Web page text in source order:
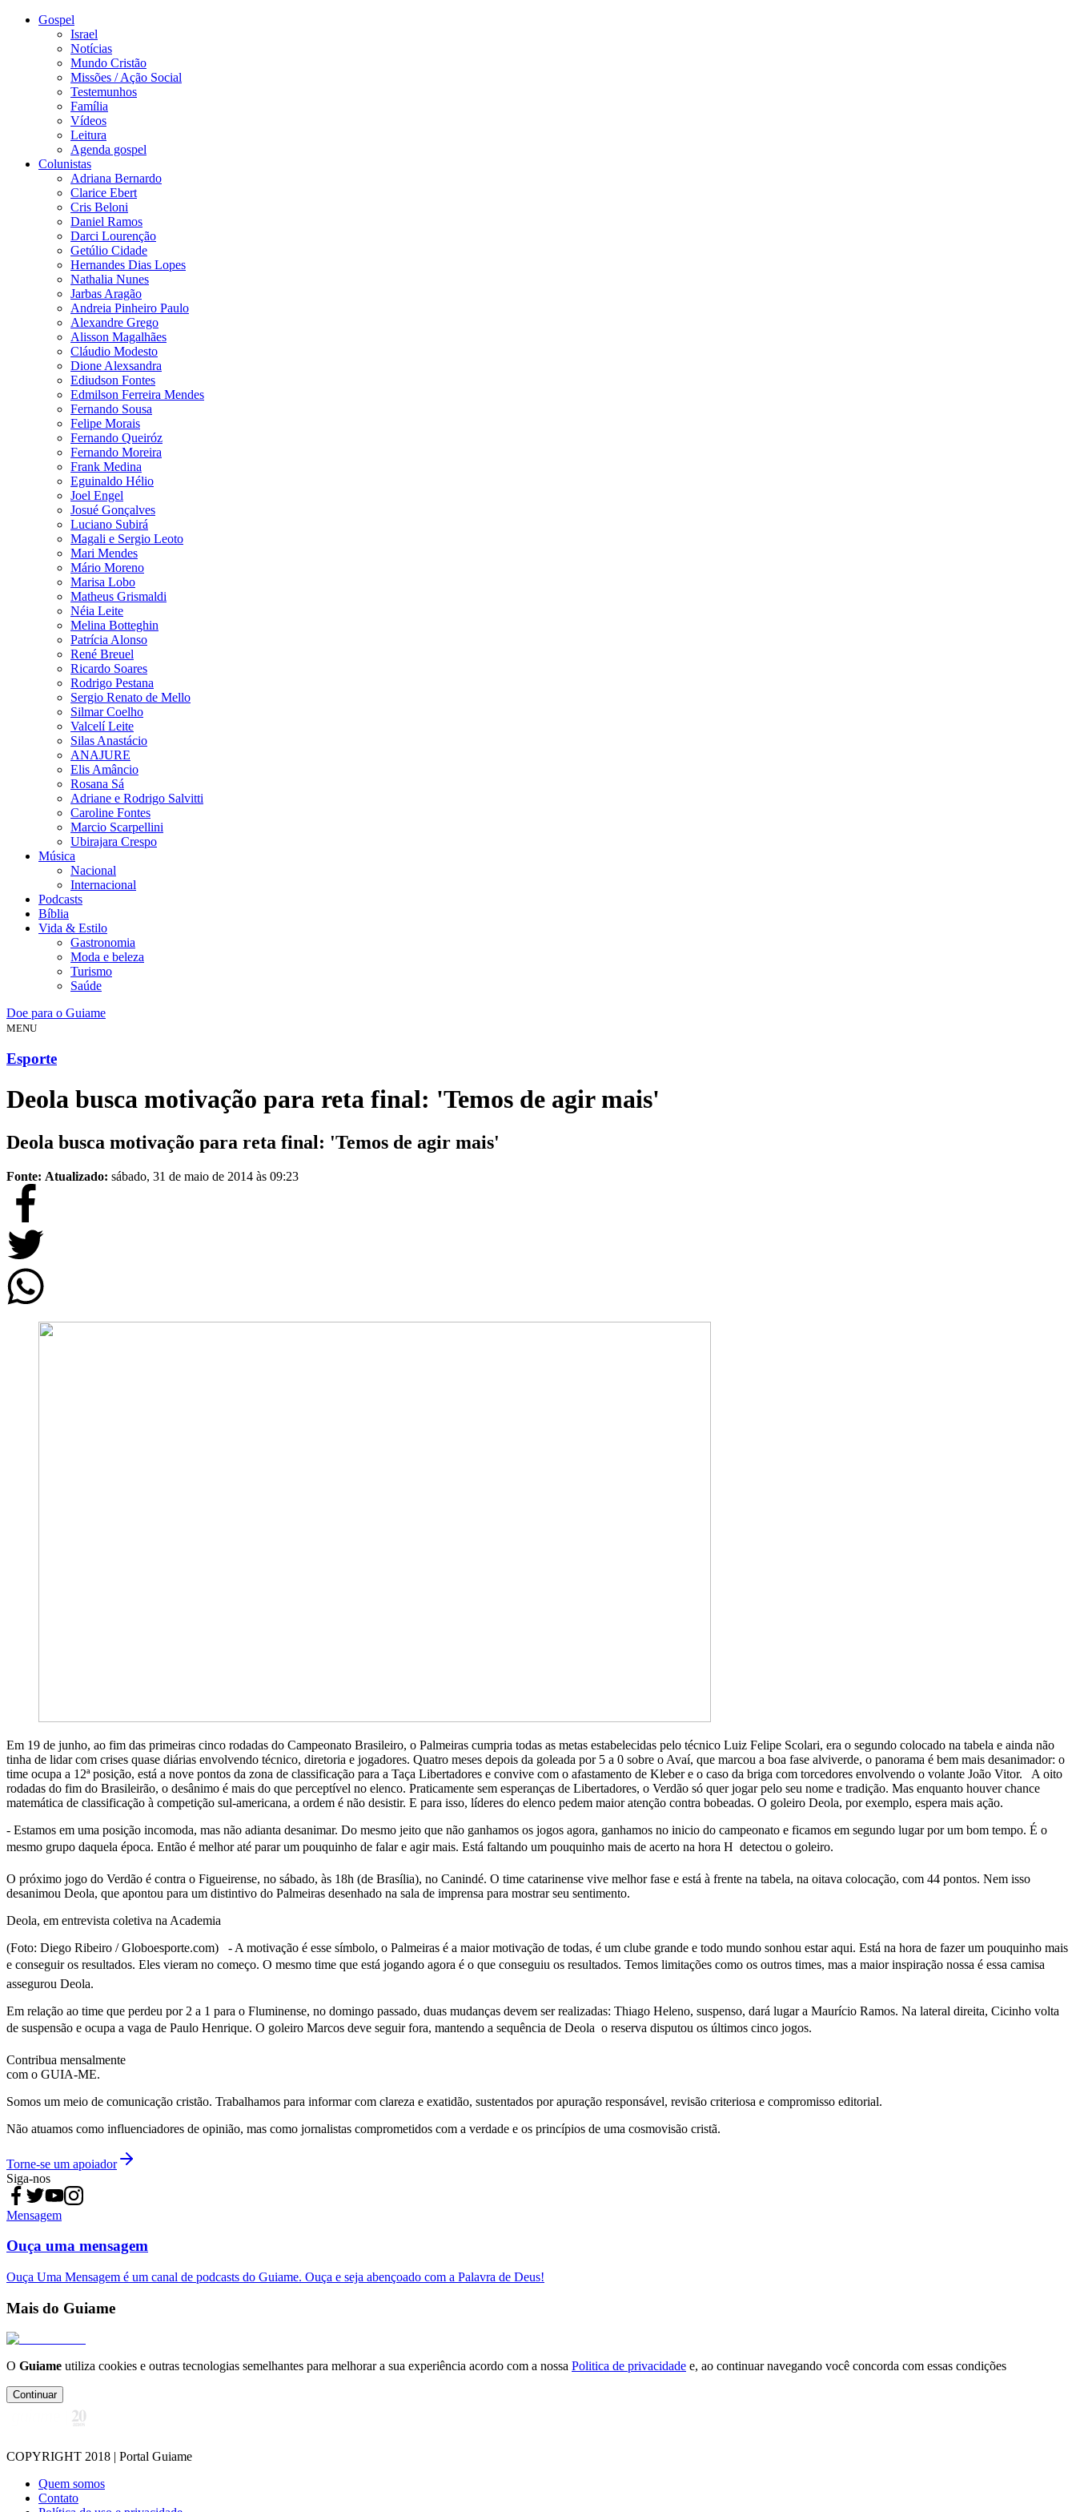
Gospel
Israel
Notícias
Mundo Cristão
Missões / Ação Social
Testemunhos
Família
Vídeos
Leitura
Agenda gospel
Colunistas
Adriana Bernardo
Clarice Ebert
Cris Beloni
Daniel Ramos
Darci Lourenção
Getúlio Cidade
Hernandes Dias Lopes
Nathalia Nunes
Jarbas Aragão
Andreia Pinheiro Paulo
Alexandre Grego
Alisson Magalhães
Cláudio Modesto
Dione Alexsandra
Ediudson Fontes
Edmilson Ferreira Mendes
Fernando Sousa
Felipe Morais
Fernando Queiróz
Fernando Moreira
Frank Medina
Eguinaldo Hélio
Joel Engel
Josué Gonçalves
Luciano Subirá
Magali e Sergio Leoto
Mari Mendes
Mário Moreno
Marisa Lobo
Matheus Grismaldi
Néia Leite
Melina Botteghin
Patrícia Alonso
René Breuel
Ricardo Soares
Rodrigo Pestana
Sergio Renato de Mello
Silmar Coelho
Valcelí Leite
Silas Anastácio
ANAJURE
Elis Amâncio
Rosana Sá
Adriane e Rodrigo Salvitti
Caroline Fontes
Marcio Scarpellini
Ubirajara Crespo
Música
Nacional
Internacional
Podcasts
Bíblia
Vida & Estilo
Gastronomia
Moda e beleza
Turismo
Saúde
Doe para o Guiame
MENU
Esporte
Deola busca motivação para reta final: 'Temos de agir mais'
Deola busca motivação para reta final: 'Temos de agir mais'
Fonte: Atualizado: sábado, 31 de maio de 2014 às 09:23
Em 19 de junho, ao fim das primeiras cinco rodadas do Campeonato Brasileiro, o Palmeiras cumpria todas as metas estabelecidas pelo técnico Luiz Felipe Scolari, era o segundo colocado na tabela e ainda não
tinha de lidar com crises quase diárias envolvendo técnico, diretoria e jogadores. Quatro meses depois da goleada por 5 a 0 sobre o Avaí, que marcou a boa fase alviverde, o panorama é bem mais desanimador: o
time ocupa a 12ª posição, está a nove pontos da zona de classificação para a Taça Libertadores e convive com o afastamento de Kleber e o caso da briga com torcedores envolvendo o volante João Vitor. A oito
rodadas do fim do Brasileirão, o desânimo é mais do que perceptível no elenco. Praticamente sem esperanças de Libertadores, o Verdão só quer jogar pelo seu nome e tradição. Mas enquanto houver chance
matemática de classificação à competição sul-americana, a ordem é não desistir. E para isso, líderes do elenco pedem maior atenção contra bobeadas. O goleiro Deola, por exemplo, espera mais ação.
- Estamos em uma posição incomoda, mas não adianta desanimar. Do mesmo jeito que não ganhamos os jogos agora, ganhamos no inicio do campeonato e ficamos em segundo lugar por um bom tempo. É o
mesmo grupo daquela época. Então é melhor até parar um pouquinho de falar e agir mais. Está faltando um pouquinho mais de acerto na hora H  detectou o goleiro.
O próximo jogo do Verdão é contra o Figueirense, no sábado, às 18h (de Brasília), no Canindé. O time catarinense vive melhor fase e está à frente na tabela, na oitava colocação, com 44 pontos. Nem isso
desanimou Deola, que apontou para um distintivo do Palmeiras desenhado na sala de imprensa para mostrar seu sentimento.
Deola, em entrevista coletiva na Academia
(Foto: Diego Ribeiro / Globoesporte.com) - A motivação é esse símbolo, o Palmeiras é a maior motivação de todas, é um clube grande e todo mundo sonhou estar aqui. Está na hora de fazer um pouquinho mais
e conseguir os resultados. Eles vieram no começo. O mesmo time que está jogando agora é o que conseguiu os resultados. Temos limitações como os outros times, mas a maior inspiração nossa é essa camisa 
assegurou Deola.
Em relação ao time que perdeu por 2 a 1 para o Fluminense, no domingo passado, duas mudanças devem ser realizadas: Thiago Heleno, suspenso, dará lugar a Maurício Ramos. Na lateral direita, Cicinho volta
de suspensão e ocupa a vaga de Paulo Henrique. O goleiro Marcos deve seguir fora, mantendo a sequência de Deola  o reserva disputou os últimos cinco jogos.
Contribua mensalmente
com o GUIA-ME.
Somos um meio de comunicação cristão. Trabalhamos para informar com clareza e exatidão, sustentados por apuração responsável, revisão criteriosa e compromisso editorial.
Não atuamos como influenciadores de opinião, mas como jornalistas comprometidos com a verdade e os princípios de uma cosmovisão cristã.
Torne-se um apoiador
Siga-nos
Mensagem
Ouça uma mensagem
Ouça Uma Mensagem é um canal de podcasts do Guiame. Ouça e seja abençoado com a Palavra de Deus!
Mais do Guiame
O Guiame utiliza cookies e outras tecnologias semelhantes para melhorar a sua experiência acordo com a nossa Politica de privacidade e, ao continuar navegando você concorda com essas condições
Continuar
COPYRIGHT 2018 | Portal Guiame
Quem somos
Contato